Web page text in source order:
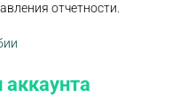
отчетности.